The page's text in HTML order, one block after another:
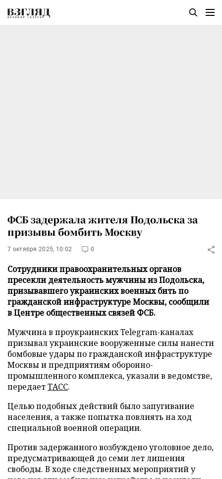
ФСБ задержала жителя Подольска за
призывы бомбить Москву
7 октября 2025, 10:02 0
Сотрудники правоохранительных органов
пресекли деятельность мужчины из Подольска,
призывавшего украинских военных бить по
гражданской инфраструктуре Москвы, сообщили
в Центре общественных связей ФСБ.
Мужчина в проукраинских Telegram-каналах
призывал украинские вооруженные силы нанести
бомбовые удары по гражданской инфраструктуре
Москвы и предприятиям оборонно-
промышленного комплекса, указали в ведомстве,
передаетТАСС.
Целью подобных действий было запугивание
населения, а также попытка повлиять на ход
специальной военной операции.
Против задержанного возбуждено уголовное дело,
предусматривающей до семи лет лишения
свободы. В ходе следственных мероприятий у